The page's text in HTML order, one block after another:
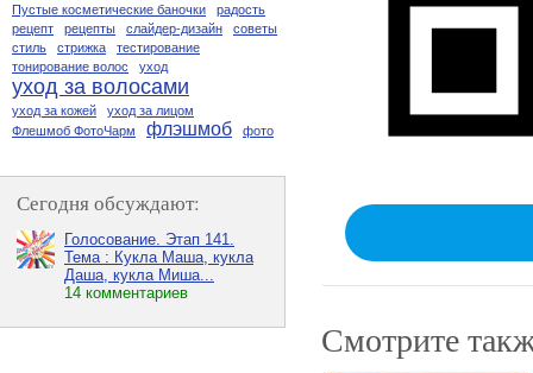
Смотрите
Пустые косметические баночки
радость
рецепт
рецепты слайдер-дизайн
советы
стиль
стрижка
тестирование
тонирование волос
уход
уход за волосами
уход за кожей
уход за лицом
Флешмоб ФотоЧарм
флэшмоб фото
Сегодня обсуждают:
Голосование. Этап 141.
Тема : Кукла Маша, кукла
Даша, кукла Миша...
14 комментариев